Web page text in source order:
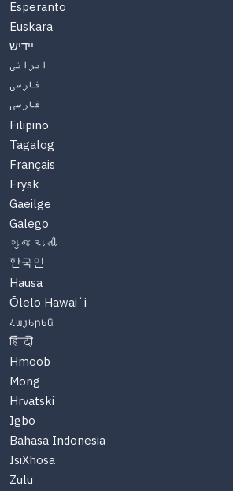
Esperanto
Euskara
יידיש
ایرانی
فارسی
فارسی
Filipino
Tagalog
Français
Frysk
Gaeilge
Galego
ગુજરાતી
한국인
Hausa
Ōlelo Hawaiʻi
Հայերեն
हिंदी
Hmoob
Mong
Hrvatski
Igbo
Bahasa Indonesia
IsiXhosa
Zulu